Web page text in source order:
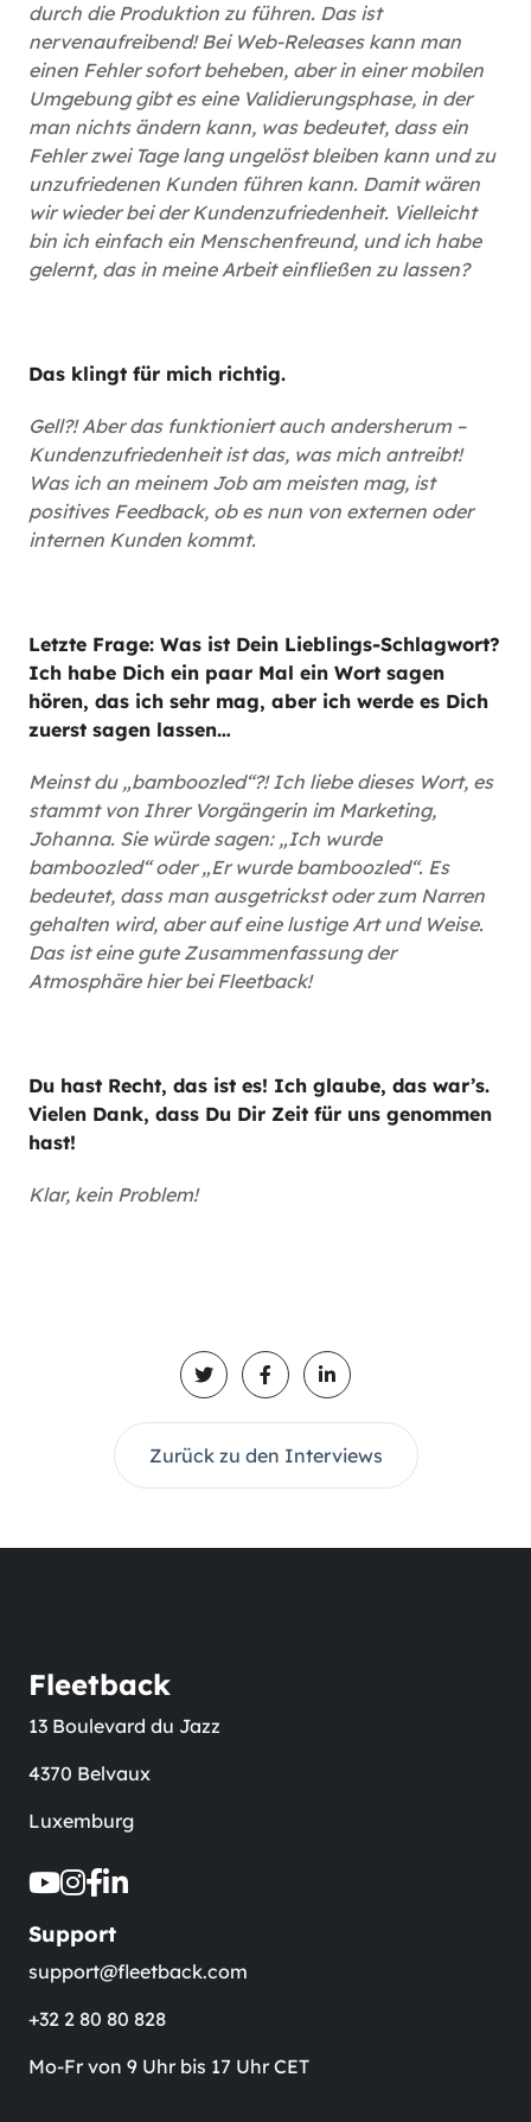
durch die Produktion zu führen. Das ist
nervenaufreibend! Bei Web-Releases kann man
einen Fehler sofort beheben, aber in einer mobilen
Umgebung gibt es eine Validierungsphase, in der
man nichts ändern kann, was bedeutet, dass ein
Fehler zwei Tage lang ungelöst bleiben kann und zu
unzufriedenen Kunden führen kann. Damit wären
wir wieder bei der Kundenzufriedenheit. Vielleicht
bin ich einfach ein Menschenfreund, und ich habe
gelernt, das in meine Arbeit einfließen zu lassen?
Das klingt für mich richtig.
Gell?! Aber das funktioniert auch andersherum –
Kundenzufriedenheit ist das, was mich antreibt!
Was ich an meinem Job am meisten mag, ist
positives Feedback, ob es nun von externen oder
internen Kunden kommt.
Letzte Frage: Was ist Dein Lieblings-Schlagwort?
Ich habe Dich ein paar Mal ein Wort sagen
hören, das ich sehr mag, aber ich werde es Dich
zuerst sagen lassen…
Meinst du „bamboozled“?! Ich liebe dieses Wort, es
stammt von Ihrer Vorgängerin im Marketing,
Johanna. Sie würde sagen: „Ich wurde
bamboozled“ oder „Er wurde bamboozled“. Es
bedeutet, dass man ausgetrickst oder zum Narren
gehalten wird, aber auf eine lustige Art und Weise.
Das ist eine gute Zusammenfassung der
Atmosphäre hier bei Fleetback!
Du hast Recht, das ist es! Ich glaube, das war’s.
Vielen Dank, dass Du Dir Zeit für uns genommen
hast!
Klar, kein Problem!
Zurück zu den Interviews
Fleetback
13 Boulevard du Jazz
4370 Belvaux
Luxemburg
Support
support@fleetback.com
+32 2 80 80 828
Mo-Fr von 9 Uhr bis 17 Uhr CET